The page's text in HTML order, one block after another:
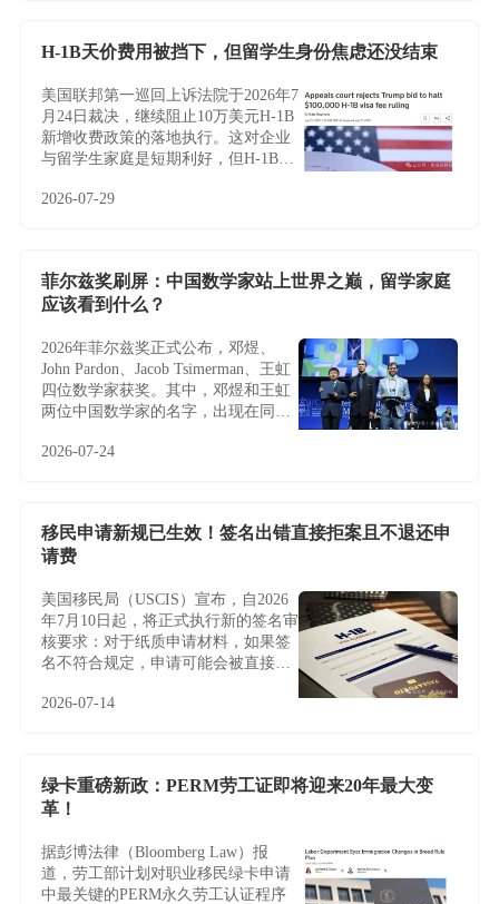
H-1B天价费用被挡下，但留学生身份焦虑还没结束
美国联邦第一巡回上诉法院于2026年7
月24日裁决，继续阻止10万美元H-1B
新增收费政策的落地执行。这对企业
与留学生家庭是短期利好，但H-1B制
加权抽签、雇主绑定与临时身份——
2026-07-29
菲尔兹奖刷屏：中国数学家站上世界之巅，留学家庭
应该看到什么？
2026年菲尔兹奖正式公布，邓煜、
John Pardon、Jacob Tsimerman、王虹
四位数学家获奖。其中，邓煜和王虹
两位中国数学家的名字，出现在同一
了一层特别的意义。
2026-07-24
移民申请新规已生效！签名出错直接拒案且不退还申
请费
美国移民局（USCIS）宣布，自2026
年7月10日起，将正式执行新的签名审
核要求：对于纸质申请材料，如果签
名不符合规定，申请可能会被直接拒
改机会。
2026-07-14
绿卡重磅新政：PERM劳工证即将迎来20年最大变
革！
据彭博法律（Bloomberg Law）报
道，劳工部计划对职业移民绿卡申请
中最关键的PERM永久劳工认证程序